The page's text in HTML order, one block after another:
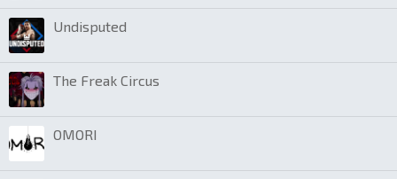
Undisputed
The Freak Circus
OMORI